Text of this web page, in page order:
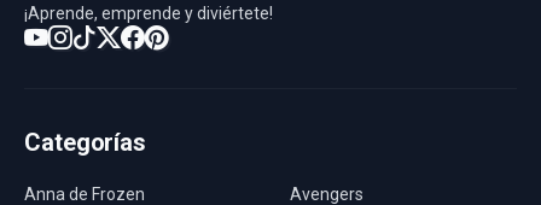
¡Aprende, emprende y diviértete!
Categorías
Anna de Frozen Avengers